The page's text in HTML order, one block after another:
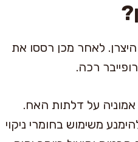
לאחר מכן רססו את
רכה.
על דלתות האח.
משימוש בחומרי ניקוי